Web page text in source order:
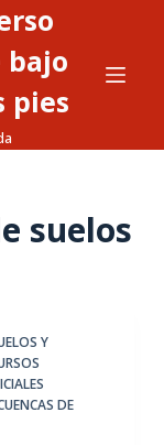
pies
suelos
Y
DE